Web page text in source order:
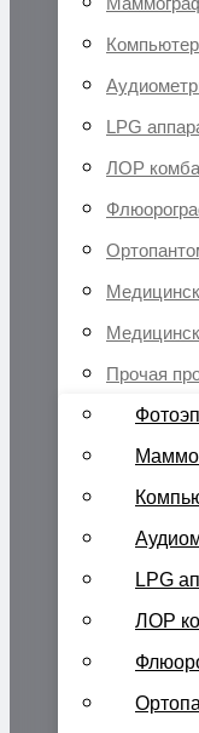
LPG
ЛОР
Прочая
LPG
ЛОР